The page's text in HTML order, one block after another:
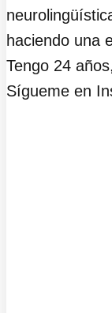
haciendo una
Tengo 24
Sígueme en